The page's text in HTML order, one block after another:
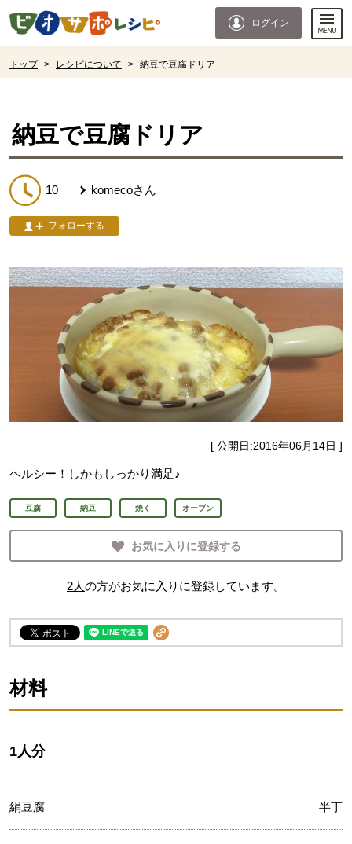
ページの先頭です。
ログイン
トップ > レシピについて > 納豆で豆腐ドリア
納豆で豆腐ドリア
10 komecoさん
フォローする
[ 公開日:2016年06月14日 ]
ヘルシー！しかもしっかり満足♪
豆腐 納豆 焼く オーブン
お気に入りに登録する
2人の方がお気に入りに登録しています。
材料
1人分
絹豆腐 半丁